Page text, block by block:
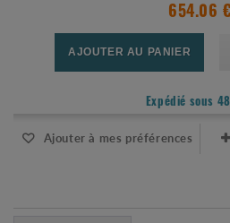
654.06
AJOUTER AU PANIER
Expédié sous
Ajouter à mes préférences